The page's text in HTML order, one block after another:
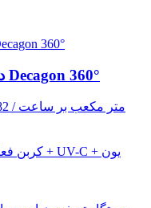
دستگاه تصفیه هوای نوآورانه Decagon 360°
● پیش‌فیلتر + فیلتر هپا H13 + کربن فعال + UV-C + یون